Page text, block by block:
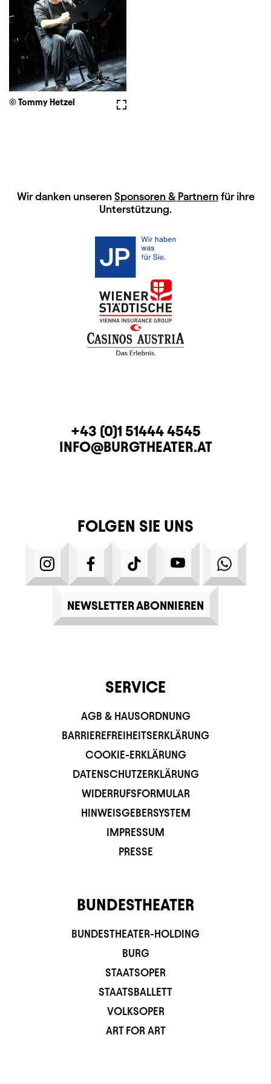
Vollbild
© Tommy Hetzel
HAUPTSPONSOREN
Wir danken unseren Sponsoren & Partnernfür ihre
Unterstützung.
KONTAKTTELEFON
+43 (0)1 51444 4545
E-MAIL
INFO@BURGTHEATER.AT
FOLGEN SIE UNS
INSTAGRAMFACEBOOKTIKTOK YOUTUBE
NEWSLETTER ABONNIEREN
SERVICE
AGB & HAUSORDNUNG
BARRIEREFREIHEITSERKLÄRUNG
COOKIE-ERKLÄRUNG
DATENSCHUTZERKLÄRUNG
WIDERRUFSFORMULAR
HINWEISGEBERSYSTEM
IMPRESSUM
PRESSE
BUNDESTHEATER
BUNDESTHEATER-HOLDING
BURG
STAATSOPER
STAATSBALLETT
VOLKSOPER
ART FOR ART